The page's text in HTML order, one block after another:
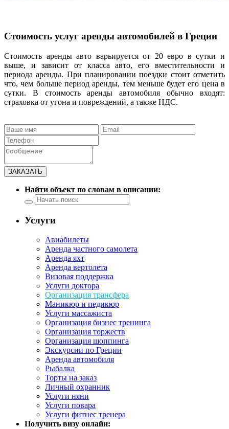
Стоимость услуг аренды автомобилей в Греции
Стоимость аренды авто варьируется от 20 евро в сутки и
выше, и зависит от класса авто, его вместительности и
периода аренды. При планировании поездки стоит отметить
что, чем больше период аренды, тем меньше будет его цена в
сутки. В стоимость аренды автомобиля обычно входят:
страховка от угона и повреждений, а также НДС.
Найти объект по словам в описании:
Услуги
Авиабилеты
Аренда частного самолета
Аренда яхт
Аренда вертолета
Визовая поддержка
Услуги доктора
Организация трансфера
Маникюр и педикюр
Услуги массажиста
Организация бизнес тренинга
Организация торжеств
Организация шоппинга
Экскурсии по Греции
Аренда автомобиля
Рыбалка
Торты на заказ
Личный охранник
Услуги няни
Услуги повара
Услуги фитнес тренера
Получить визу онлайн: